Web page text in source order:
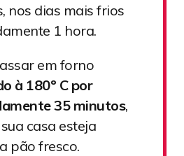
nos dias mais frios
1 hora.
em forno
à 180º C por
35 minutos,
casa esteja
pão fresco.